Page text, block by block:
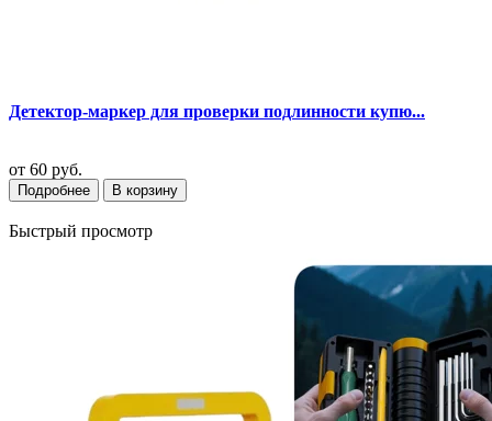
Детектор-маркер для проверки подлинности купю...
от 60 руб.
Подробнее В корзину
Быстрый просмотр